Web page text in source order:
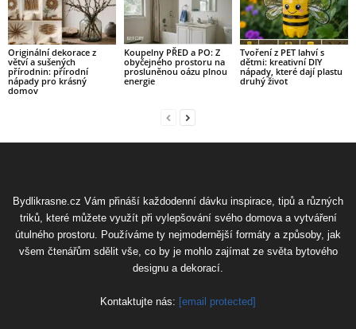
Originální dekorace z
větví a sušených
přírodnin: přírodní
nápady pro krásný
domov
Koupelny PŘED a PO: Z
obyčejného prostoru na
prosluněnou oázu plnou
energie
Tvoření z PET lahví s
dětmi: kreativní DIY
nápady, které dají plastu
druhý život
Bydlikrasne.cz Vám přináší každodenní dávku inspirace, tipů a různých
triků, které můžete využít při vylepšování svého domova a vytváření
útulného prostoru. Používáme ty nejmodernější formáty a způsoby, jak
všem čtenářům sdělit vše, co by je mohlo zajímat ze světa bytového
designu a dekorací.
Kontaktujte nás: [email protected]